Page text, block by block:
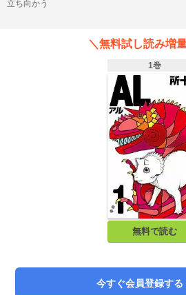
立ち向かう
＼無料試し読み増
1巻
無料で読む
今すぐ会員登録する